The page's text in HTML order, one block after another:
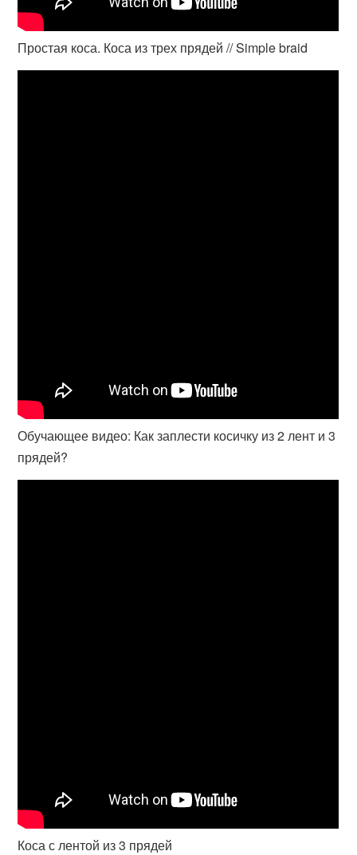
Простая коса. Коса из трех прядей // Simple braid
Обучающее видео: Как заплести косичку из 2 лент и 3
прядей?
Коса с лентой из 3 прядей